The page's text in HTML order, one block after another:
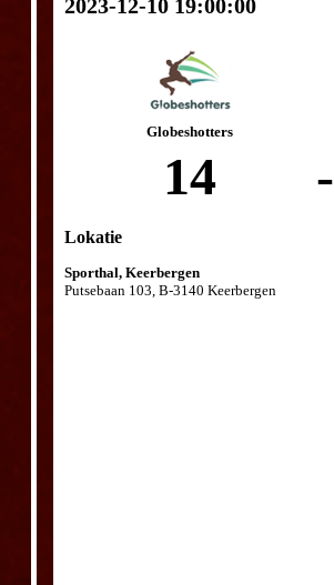
2023-12-10 19:00:00
Globeshotters
14 -
Lokatie
Sporthal, Keerbergen
Putsebaan 103, B-3140 Keerbergen